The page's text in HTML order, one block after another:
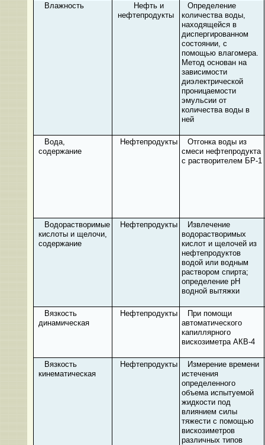
Влажность
Нефть и
нефтепродукты
Определение
количества воды,
находящейся в
диспергированном
состоянии, с
помощью влагомера.
Метод основан на
зависимости
диэлектрической
проницаемости
эмульсии от
количества воды в
ней
Вода,
содержание
Нефтепродукты
Отгонка воды из
смеси нефтепродукта
с растворителем БР-1
Водорастворимые
кислоты и щелочи,
содержание
Нефтепродукты
Извлечение
водорастворимых
кислот и щелочей из
нефтепродуктов
водой или водным
раствором спирта;
определение рН
водной вытяжки
Вязкость
динамическая
Нефтепродукты
При помощи
автоматического
капиллярного
вискозиметра АКВ-4
Вязкость
кинематическая
Нефтепродукты
Измерение времени
истечения
определенного
объема испытуемой
жидкости под
влиянием силы
тяжести с помощью
вискозиметров
различных типов